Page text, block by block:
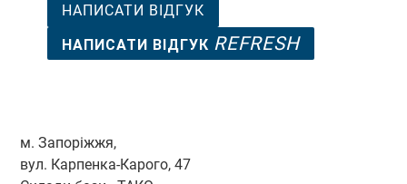
НАПИСАТИ ВІДГУК
НАПИСАТИ ВІДГУК REFRESH
м. Запоріжжя,
вул. Карпенка-Карого, 47